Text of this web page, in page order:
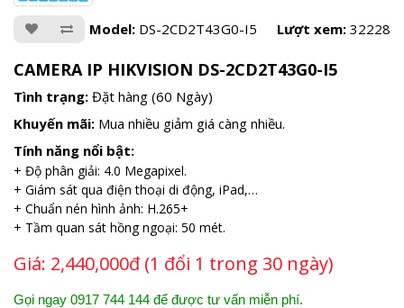
Model: DS-2CD2T43G0-I5 Lượt xem: 32228
CAMERA IP HIKVISION DS-2CD2T43G0-I5
Tình trạng: Đặt hàng (60 Ngày)
Khuyến mãi: Mua nhiều giảm giá càng nhiều.
Tính năng nổi bật:
+ Độ phân giải: 4.0 Megapixel.
+ Giám sát qua điện thoại di động, iPad,…
+ Chuẩn nén hình ảnh: H.265+
+ Tầm quan sát hồng ngoại: 50 mét.
Giá: 2,440,000đ (1 đổi 1 trong 30 ngày)
Gọi ngay 0917 744 144 để được tư vấn miễn phí.